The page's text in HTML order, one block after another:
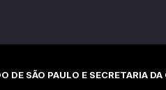
DE SÃO PAULO E SECRETARIA